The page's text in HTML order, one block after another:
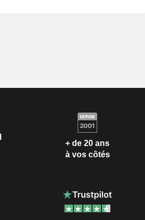
+ de 20 ans
à vos côtés